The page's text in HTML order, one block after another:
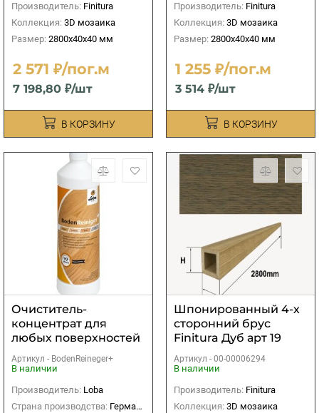
Производитель: Finitura
Коллекция: 3D мозаика
Размер: 2800х40х40 мм
2 571 ₽/пог.м
7 198,80 ₽/шт
В КОРЗИНУ
Производитель: Finitura
Коллекция: 3D мозаика
Размер: 2800х40х40 мм
1 255 ₽/пог.м
3 514 ₽/шт
В КОРЗИНУ
Очиститель-
концентрат для
любых поверхностей
Lobahome
BodenReineger
Артикул - BodenReineger+
В наличии
Производитель: Loba
Страна производства: Германия
Шпонированный 4-х
сторонний брус
Finitura Дуб арт 19
40х40х2800 мм
Артикул - 00-00006294
В наличии
Производитель: Finitura
Коллекция: 3D мозаика